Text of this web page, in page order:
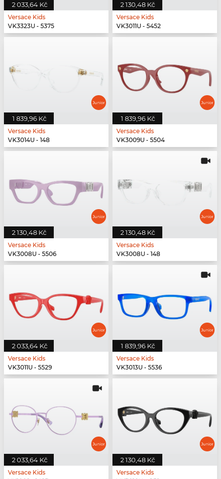
2 033,64 Kč
Versace Kids
VK3323U - 5375
2 130,48 Kč
Versace Kids
VK3011U - 5452
1 839,96 Kč
Versace Kids
VK3014U - 148
1 839,96 Kč
Versace Kids
VK3009U - 5504
2 130,48 Kč
Versace Kids
VK3008U - 5506
2 130,48 Kč
Versace Kids
VK3008U - 148
2 033,64 Kč
Versace Kids
VK3011U - 5529
1 839,96 Kč
Versace Kids
VK3013U - 5536
2 033,64 Kč
Versace Kids
2 130,48 Kč
Versace Kids